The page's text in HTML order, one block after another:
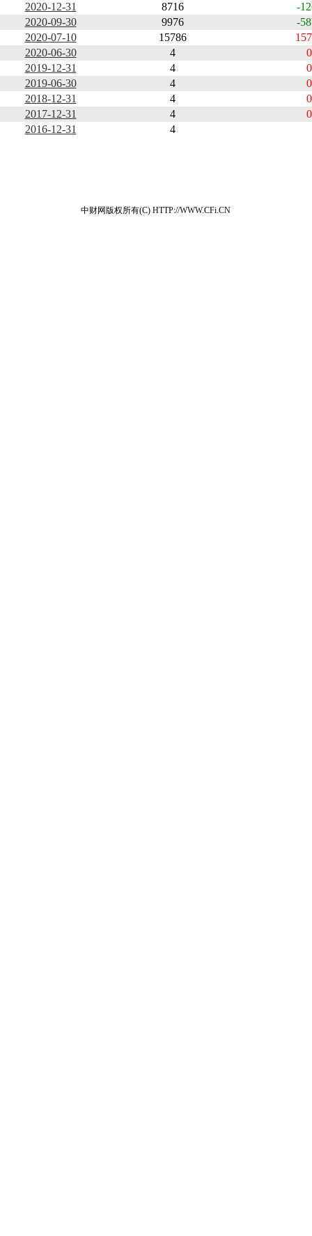
2020-12-31
8716
-
2020-09-30
9976
-
2020-07-10
15786
2020-06-30
4
2019-12-31
4
2019-06-30
4
2018-12-31
4
2017-12-31
4
2016-12-31
4
中财网版权所有(C) HTTP://WWW.CFi.CN